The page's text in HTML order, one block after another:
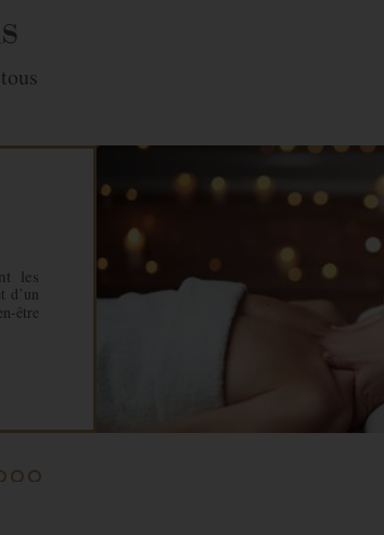
Massage du sportif
musculaire, après l’effort, le réconfort. Le
dynamique qui vous assurera une meilleure
musculaire après une journée de ski ou une